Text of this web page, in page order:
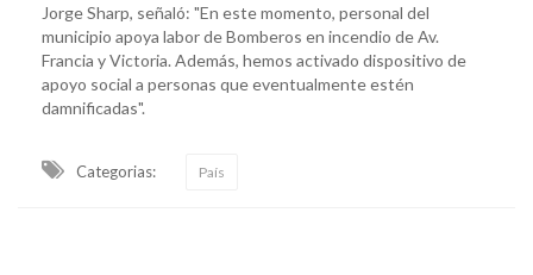
Jorge Sharp, señaló: "En este momento, personal del
municipio apoya labor de Bomberos en incendio de Av.
Francia y Victoria. Además, hemos activado dispositivo de
apoyo social a personas que eventualmente estén
damnificadas".
Categorias: País